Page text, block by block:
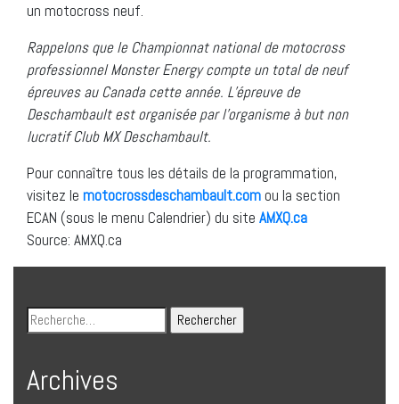
un motocross neuf.
Rappelons que le Championnat national de motocross
professionnel Monster Energy compte un total de neuf
épreuves au Canada cette année. L’épreuve de
Deschambault est organisée par l’organisme à but non
lucratif Club MX Deschambault.
Pour connaître tous les détails de la programmation,
visitez le motocrossdeschambault.com ou la section
ECAN (sous le menu Calendrier) du site AMXQ.ca
Source: AMXQ.ca
Archives